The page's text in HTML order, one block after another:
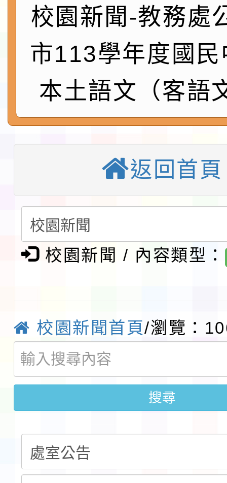
展演活動實施計畫」
請一案
社團法人中華民國畫廊
026 ART TAIPEI臺北
會」之「藝術教育日」
本校115學年度第1學
告(採1次公告分次招考)
0 小時業訓練課程
轉知本市體育總會划船
「115年桃園市運動會
錦標賽」海洋艇及
計畫」公費接種對象擴
115學年度迎新活動暨
會活動流程表
本校115學年度第1學
第3次招考代課鐘點教
告(不再辦理後續甄選)
檢送「桃園市115學年
賽實施要點」1份
本市「115學年度學生
展演活動實施計畫」
請一案
社團法人中華民國畫廊
026 ART TAIPEI臺北
會」之「藝術教育日」
本校115學年度第1學
第2次招考代課鐘點教
告(採1次公告分次招考)
115 年度兒童課後照顧
0 小時業訓練課程
轉知本市體育總會划船
「115年桃園市運動會
錦標賽」海洋艇及
「114-115年度
計畫」公費接種對象擴
115學年度迎新活動暨
校園新聞-教務處
市113學年度國
本土語文（客語
返回首頁
校園新聞 / 內容類型：
校園新聞首頁/瀏覽：
搜尋